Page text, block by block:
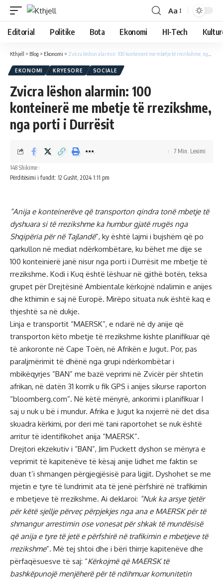
Aa
Editorial Politike Bota Ekonomi HI-Tech
Kthjell > Blog > Ekonomi > Zvicra lëshon alarmin: 100 konteinerë me mbetje të rrezikshme, nga porti i Durrësit
EKONOMI KRYESORE SOCIALE
Zvicra lëshon alarmin: 100
konteinerë me mbetje të rrezikshme,
nga porti i Durrësit
Përditësimi i fundit: 12 Gusht, 2024 1:11 pm
148 Shikime
7 Min. Leximi
“Anija e konteinerëve që transporton qindra tonë mbetje të
dyshuara si të rrezikshme ka humbur gjatë rrugës nga
Shqipëria për në Tajlandë”, ky është lajmi i bujshëm që po
qarkullon në mediat ndërkombëtare, ku bëhet me dije se
100 konteinierë janë nisur nga porti i Durrësit me mbetje të
rrezikshme. Kodi i Kuq është lëshuar në gjithë botën, teksa
grupet për Drejtësinë Ambientale kërkojnë ndalimin e anijes
dhe kthimin e saj në Europë. Mirëpo situata nuk është kaq e
thjeshtë sa në dukje.
Linja e transportit “MAERSK”, e ndarë në dy anije që
transporton këto mbetje të rrezikshme kishte planifikuar që
të ankoronte në Cape Toën, në Afrikën e Jugut. Por, pas
paraljmërimit të dhënë nga grupi ndërkombëtar i
mbikëqyrjes “BAN” me bazë veprimi në Zvicër për shtetin
afrikan, në datën 31 korrik u fik GPS i anijes sikurse raporton
“bloomberg.com”. Në këtë mënyrë, ankorimi i planifikuar I
saj u nuk u bë i mundur. Afrika e Jugut ka nxjerrë në det disa
skuadra kërkimi, por deri më tani raportohet se nuk është
arritur të identifikohet anija “MAERSK”.
Drejtori ekzekutiv i “BAN”, Jim Puckett dyshon se mënyra e
veprimit të kapitenëve të kësaj anije lidhet me faktin se
duan t’i shmangen përgjegjësisë para ligjit. Dyshohet se me
mjetin e tyre të lundrimit ata të jenë përfshirë në trafikimin
e mbetjeve të rrezikshme. Ai deklaroi: “Nuk ka arsye tjetër
për këtë sjellje përveç përpjekjes nga ana e MAERSK për të
shmangur arrestimin ose vonesat për shkak të mundësisë
që anija e tyre të jetë e përfshirë në trafikimin e mbetjeve të
rrezikshme”. Më tej shtoi dhe i bëri thirrje kapitenëve dhe
përfaqësuesve të saj: “Kërkojmë që MAERSK të
bashkëpunojë menjëherë për të ndihmuar komunitetin